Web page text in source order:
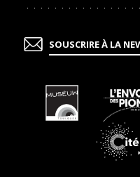
SOUSCRIRE À LA
En
savoir
plus